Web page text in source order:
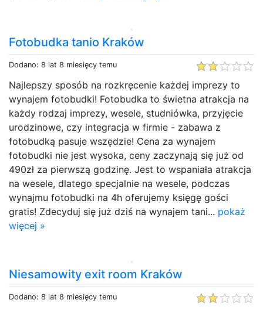
Fotobudka tanio Kraków
Dodano: 8 lat 8 miesięcy temu
Najlepszy sposób na rozkręcenie każdej imprezy to
wynajem fotobudki! Fotobudka to świetna atrakcja na
każdy rodzaj imprezy, wesele, studniówka, przyjęcie
urodzinowe, czy integracja w firmie - zabawa z
fotobudką pasuje wszędzie! Cena za wynajem
fotobudki nie jest wysoka, ceny zaczynają się już od
490zł za pierwszą godzinę. Jest to wspaniała atrakcja
na wesele, dlatego specjalnie na wesele, podczas
wynajmu fotobudki na 4h oferujemy księgę gości
gratis! Zdecyduj się już dziś na wynajem tani... pokaż
więcej »
Niesamowity exit room Kraków
Dodano: 8 lat 8 miesięcy temu